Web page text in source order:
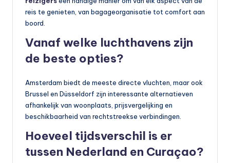
reis te genieten, van bagageorganisatie tot comfort aan
boord.
Vanaf welke luchthavens zijn
de beste opties?
Amsterdam biedt de meeste directe vluchten, maar ook
Brussel en Düsseldorf zijn interessante alternatieven
afhankelijk van woonplaats, prijsvergelijking en
beschikbaarheid van rechtstreekse verbindingen.
Hoeveel tijdsverschil is er
tussen Nederland en Curaçao?